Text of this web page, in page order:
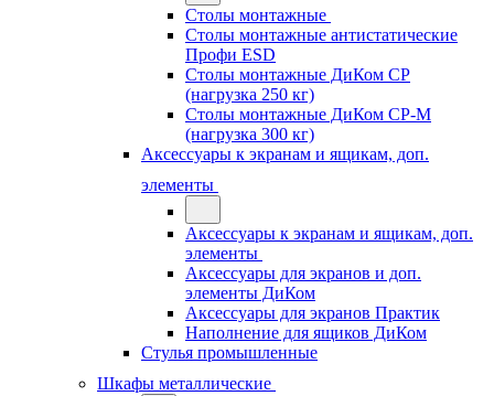
Столы монтажные
Столы монтажные антистатические
Профи ESD
Столы монтажные ДиКом СР
(нагрузка 250 кг)
Столы монтажные ДиКом СР-М
(нагрузка 300 кг)
Аксессуары к экранам и ящикам, доп.
элементы
Аксессуары к экранам и ящикам, доп.
элементы
Аксессуары для экранов и доп.
элементы ДиКом
Аксессуары для экранов Практик
Наполнение для ящиков ДиКом
Стулья промышленные
Шкафы металлические